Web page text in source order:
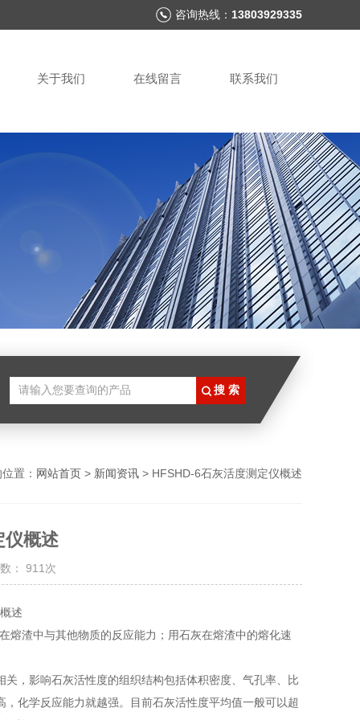
咨询热线： 13803929335
关于我们 在线留言 联系我们
置： 网站首页 > 新闻资讯 > HFSHD-6石灰活度测定仪概述
仪概述
： 911次
熔渣中与其他物质的反应能力；用石灰在熔渣中的熔化速
，影响石灰活性度的组织结构包括体积密度、气孔率、比
化学反应能力就越强。目前石灰活性度平均值一般可以超